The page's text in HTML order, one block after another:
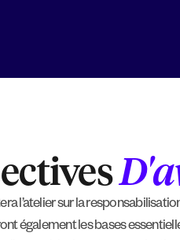
l’atelier sur la
également les bases